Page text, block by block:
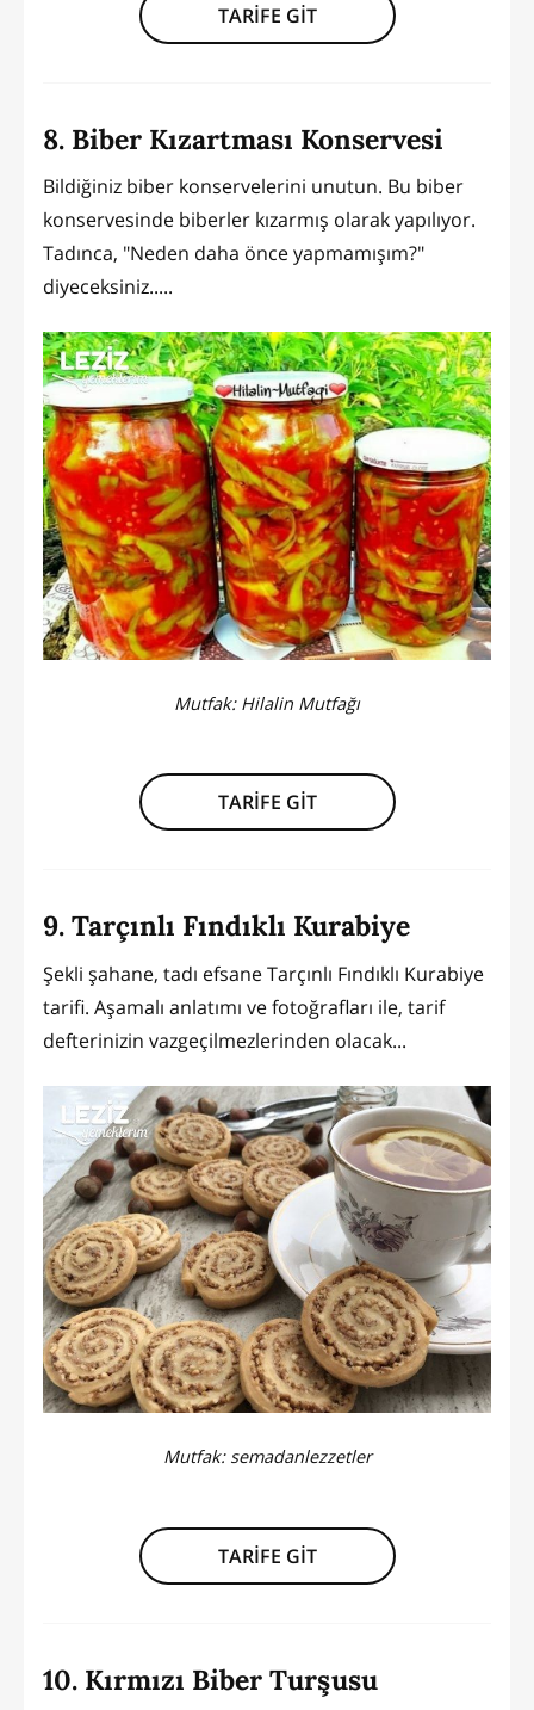
TARİFE GİT
8. Biber Kızartması Konservesi
Bildiğiniz biber konservelerini unutun. Bu biber
konservesinde biberler kızarmış olarak yapılıyor.
Tadınca, "Neden daha önce yapmamışım?"
diyeceksiniz.....
Mutfak: Hilalin Mutfağı
TARİFE GİT
9. Tarçınlı Fındıklı Kurabiye
Şekli şahane, tadı efsane Tarçınlı Fındıklı Kurabiye
tarifi. Aşamalı anlatımı ve fotoğrafları ile, tarif
defterinizin vazgeçilmezlerinden olacak...
Mutfak: semadanlezzetler
TARİFE GİT
10. Kırmızı Biber Turşusu